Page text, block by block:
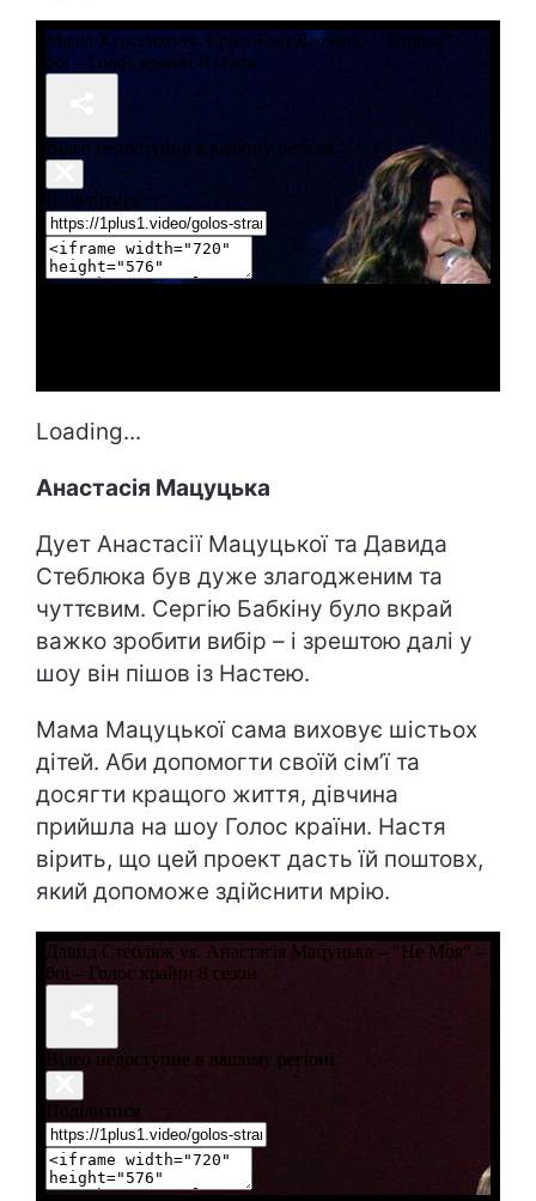
Loading...
Анастасія Мацуцька
Дует Анастасії Мацуцької та Давида
Стеблюка був дуже злагодженим та
чуттєвим. Сергію Бабкіну було вкрай
важко зробити вибір – і зрештою далі у
шоу він пішов із Настею.
Мама Мацуцької сама виховує шістьох
дітей. Аби допомогти своїй сім’ї та
досягти кращого життя, дівчина
прийшла на шоу Голос країни. Настя
вірить, що цей проект дасть їй поштовх,
який допоможе здійснити мрію.